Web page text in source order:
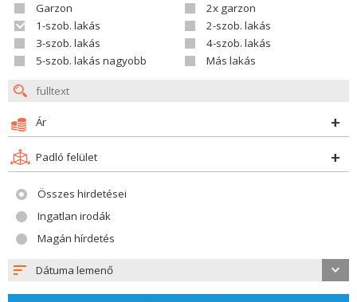
Garzon
2x garzon
1-szob. lakás
2-szob. lakás
3-szob. lakás
4-szob. lakás
5-szob. lakás nagyobb
Más lakás
Ár
Padló felület
Összes hirdetései
Ingatlan irodák
Magán hírdetés
Dátuma lemenő